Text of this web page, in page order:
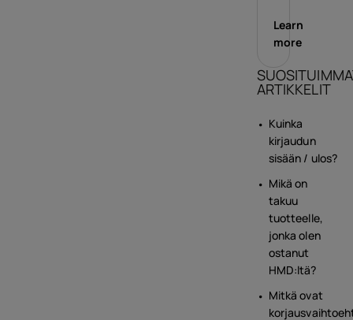
Learn
more
ARTIKKELIT
Kuinka
kirjaudun
sisään / ulos?
Mikä on
takuu
tuotteelle,
jonka olen
ostanut
HMD:ltä?
Mitkä ovat